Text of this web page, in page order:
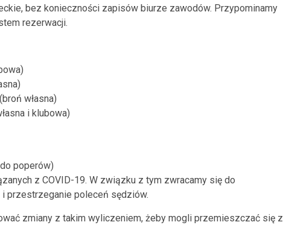
bez konieczności zapisów biurze zawodów. Przypominamy
rezerwacji.
własna)
i klubowa)
poperów)
z COVID-19. W związku z tym zwracamy się do
przestrzeganie poleceń sędziów.
zmiany z takim wyliczeniem, żeby mogli przemieszczać się z